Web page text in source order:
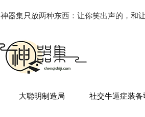
神器集只放两种东西：让你笑出声的，和
大聪明制造局 社交牛逼症装备